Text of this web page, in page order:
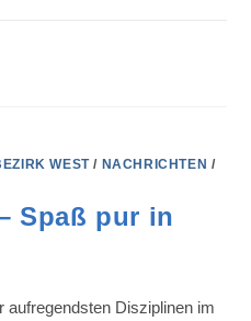
WEST/ NACHRICHTEN /
Spaß pur in
aufregendsten Disziplinen im